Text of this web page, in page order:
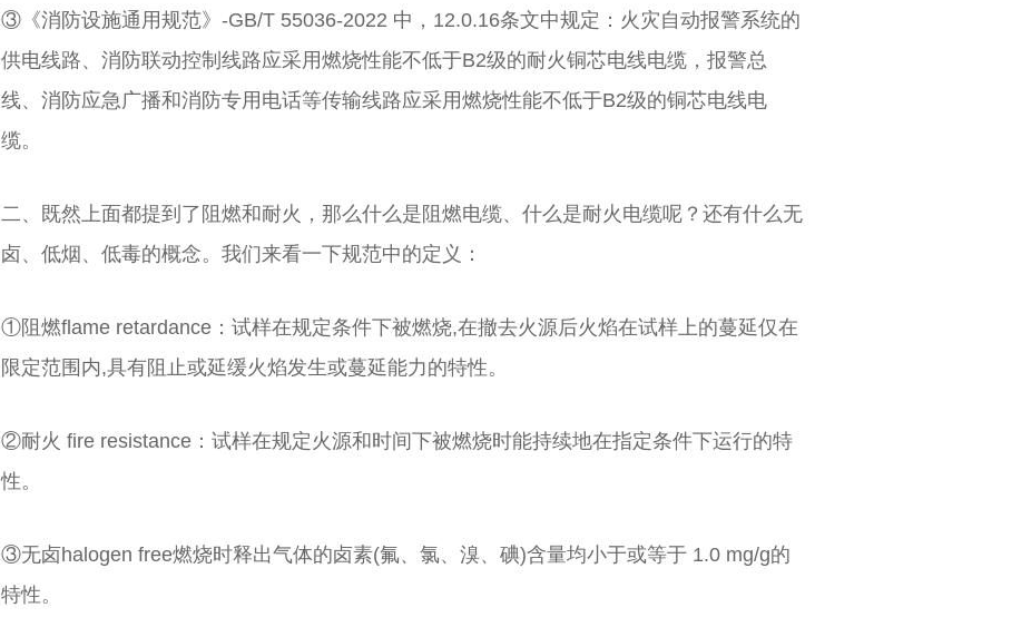
③《消防设施通用规范》-GB/T 55036-2022 中，12.0.16条文中规定：火灾自动报警系统的
供电线路、消防联动控制线路应采用燃烧性能不低于B2级的耐火铜芯电线电缆，报警总
线、消防应急广播和消防专用电话等传输线路应采用燃烧性能不低于B2级的铜芯电线电
缆。
二、既然上面都提到了阻燃和耐火，那么什么是阻燃电缆、什么是耐火电缆呢？还有什么无
卤、低烟、低毒的概念。我们来看一下规范中的定义：
①阻燃flame retardance：试样在规定条件下被燃烧,在撤去火源后火焰在试样上的蔓延仅在
限定范围内,具有阻止或延缓火焰发生或蔓延能力的特性。
②耐火 fire resistance：试样在规定火源和时间下被燃烧时能持续地在指定条件下运行的特
性。
③无卤halogen free燃烧时释出气体的卤素(氟、氯、溴、碘)含量均小于或等于 1.0 mg/g的
特性。